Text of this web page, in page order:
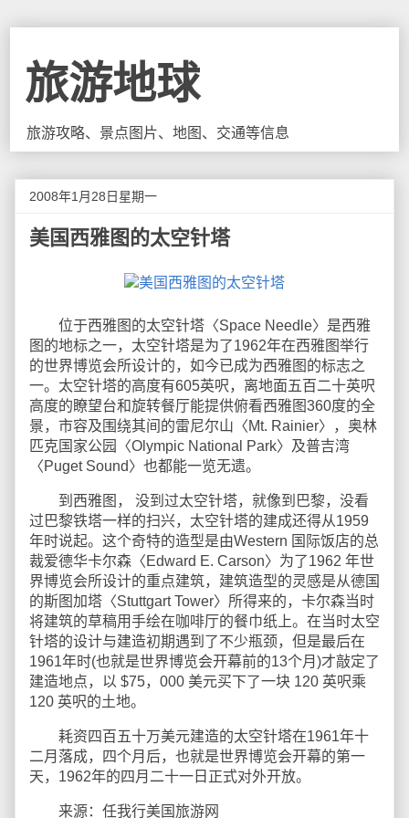
旅游地球
旅游攻略、景点图片、地图、交通等信息
2008年1月28日星期一
美国西雅图的太空针塔
位于西雅图的太空针塔〈Space Needle〉是西雅
图的地标之一，太空针塔是为了1962年在西雅图举行
的世界博览会所设计的，如今已成为西雅图的标志之
一。太空针塔的高度有605英呎，离地面五百二十英呎
高度的瞭望台和旋转餐厅能提供俯看西雅图360度的全
景，市容及围绕其间的雷尼尔山〈Mt. Rainier〉，奥林
匹克国家公园〈Olympic National Park〉及普吉湾
〈Puget Sound〉也都能一览无遗。
到西雅图， 没到过太空针塔，就像到巴黎，没看
过巴黎铁塔一样的扫兴，太空针塔的建成还得从1959
年时说起。这个奇特的造型是由Western 国际饭店的总
裁爱德华卡尔森〈Edward E. Carson〉为了1962 年世
界博览会所设计的重点建筑，建筑造型的灵感是从德国
的斯图加塔〈Stuttgart Tower〉所得来的，卡尔森当时
将建筑的草稿用手绘在咖啡厅的餐巾纸上。在当时太空
针塔的设计与建造初期遇到了不少瓶颈，但是最后在
1961年时(也就是世界博览会开幕前的13个月)才敲定了
建造地点，以 $75，000 美元买下了一块 120 英呎乘
120 英呎的土地。
耗资四百五十万美元建造的太空针塔在1961年十
二月落成，四个月后，也就是世界博览会开幕的第一
天，1962年的四月二十一日正式对外开放。
来源：任我行美国旅游网